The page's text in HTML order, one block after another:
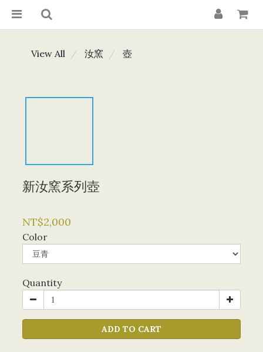
View All 汝窯 壺
新汝窯系列壺
NT$2,000
Color
Quantity
ADD TO CART